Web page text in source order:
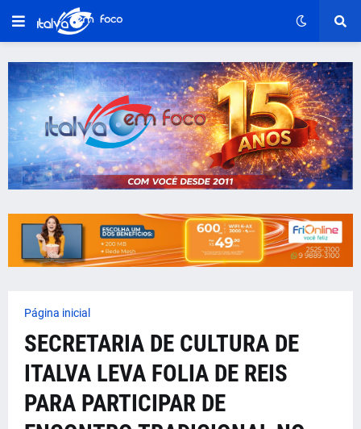
Página inicial
SECRETARIA DE CULTURA DE
ITALVA LEVA FOLIA DE REIS
PARA PARTICIPAR DE